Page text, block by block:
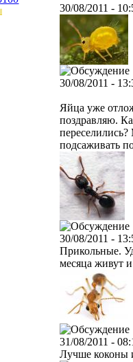
30/08/2011 -
30/08/2011 -
Яйца уже
поздравляю.
подсаживать
30/08/2011 -
Прикольные.
месяца живут
31/08/2011 -
Лучше коконы